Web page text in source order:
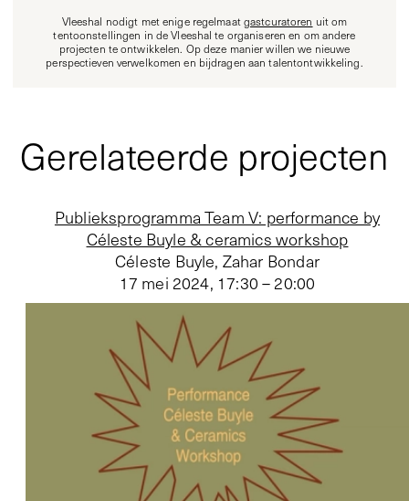
Vleeshal nodigt met enige regelmaatgastcuratoren uit om
tentoonstellingen in de Vleeshal te organiseren en om andere
projecten te ontwikkelen. Op deze manier willen we nieuwe
perspectieven verwelkomen en bijdragen aan talentontwikkeling.
Gerelateerde projecten
Publieksprogramma Team V: performance by
Céleste Buyle & ceramics workshop
Céleste Buyle, Zahar Bondar
17 mei 2024, 17:30 – 20:00